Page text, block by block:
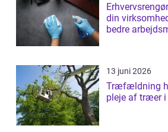
Erhvervsrengøring
din
bedre
13 juni 2026
Træfældning
pleje af træer